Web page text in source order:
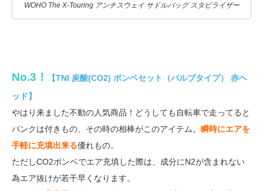
WOHO The X-Touring アンチスウェイ サドルバッグ スタビライザー
No.3！
【TNI 炭酸(CO2) ボンベセット（バルブタイプ） 赤ヘ
ッド】
やはり来ました不動の人気商品！どうしても自転車で走ってると
パンクは付きもの、その時の相棒がこのアイテム。 瞬時にエアを
手軽に充填出来る優れもの。
ただしCO2ボンベでエア充填した際は、成分にN2が含まれない
為エア抜けが若干早くなります。